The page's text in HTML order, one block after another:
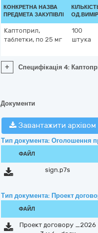
КОНКРЕТНА НАЗВА
ПРЕДМЕТА ЗАКУПІВЛІ
Каптоприл,
таблетки, по 25 мг
100
штука
+ Специфікація 4:
Документи
Завантажити архівом
Тип документа: Оголошення
ФАЙЛ
sign.p7s
Тип документа: Проект
ФАЙЛ
Проект договору _2026